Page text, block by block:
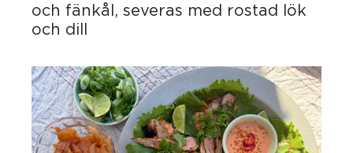
och fänkål, severas med rostad lök
och dill